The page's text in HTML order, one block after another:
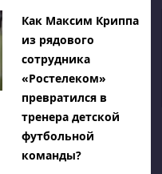
Как Максим Криппа
из рядового
сотрудника
«Ростелеком»
превратился в
тренера детской
футбольной
команды?